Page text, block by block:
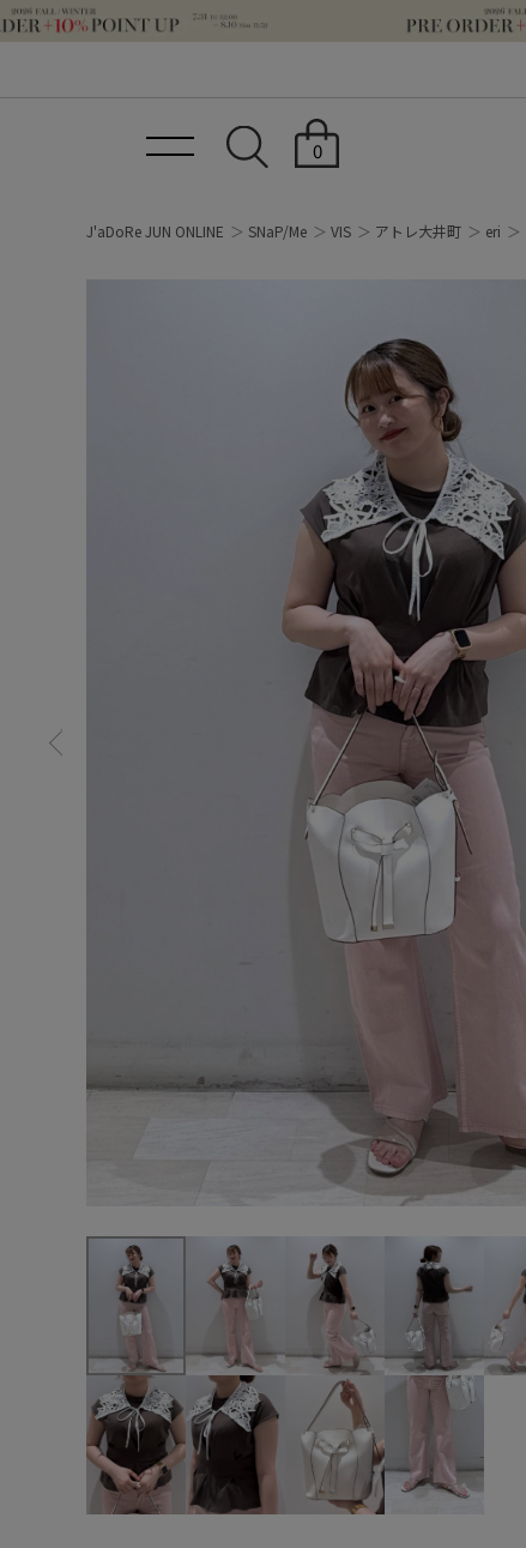
0
J'aDoRe JUN ONLINE SNaP/Me VIS アトレ大井町 eri